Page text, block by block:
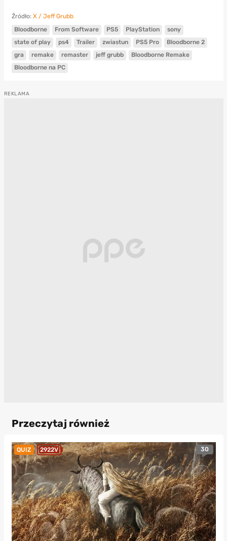
Źródło: X / Jeff Grubb
Bloodborne
From Software PS5 PlayStation
sony
state of play
ps4 Trailer zwiastun PS5 Pro
Bloodborne 2
gra
remake remaster jeff grubb
Bloodborne Remake
Bloodborne na PC
Przeczytaj również
QUIZ 2922V 30